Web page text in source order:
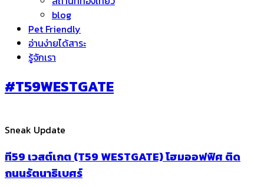
blog
Pet Friendly
อ่านง่ายได้สาระ
รู้จักเรา
#T59WESTGATE
Sneak Update
ที59 เวสต์เกต (T59 WESTGATE) โฮมออฟฟิศ ติด
ถนนรัตนาธิเบศร์